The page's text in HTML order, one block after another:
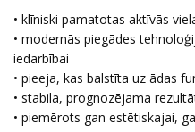
• klīniski pamatotas aktīvās
• modernās piegādes
iedarbībai
• pieeja, kas balstīta uz ādas
• stabila, prognozējama
• piemērots gan estētiskajai,